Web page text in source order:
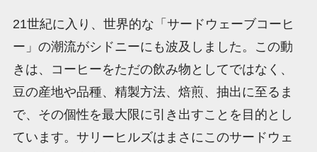
21世紀に入り、世界的な「サードウェーブコーヒ
ー」の潮流がシドニーにも波及しました。この動
きは、コーヒーをただの飲み物としてではなく、
豆の産地や品種、精製方法、焙煎、抽出に至るま
で、その個性を最大限に引き出すことを目的とし
ています。サリーヒルズはまさにこのサードウェ